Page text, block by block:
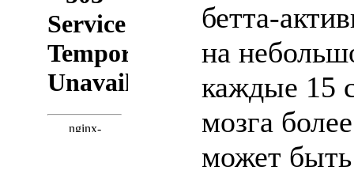
бетта-
на
каждые 15
мозга
может быть